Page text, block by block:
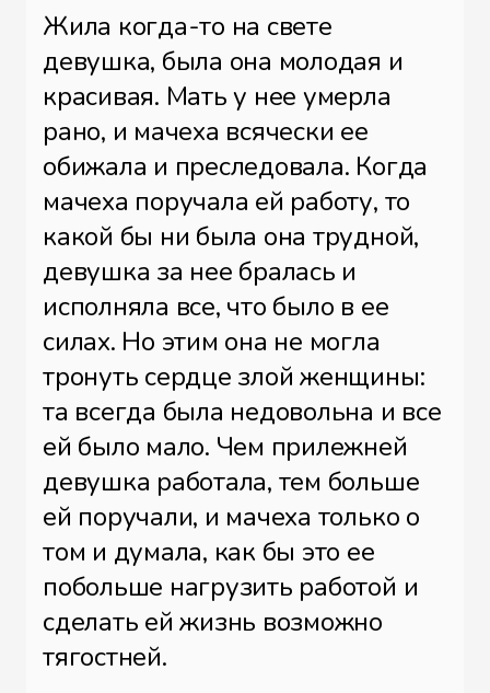
Жила когда-то на свете
девушка, была она молодая и
красивая. Мать у нее умерла
рано, и мачеха всячески ее
обижала и преследовала. Когда
мачеха поручала ей работу, то
какой бы ни была она трудной,
девушка за нее бралась и
исполняла все, что было в ее
силах. Но этим она не могла
тронуть сердце злой женщины:
та всегда была недовольна и все
ей было мало. Чем прилежней
девушка работала, тем больше
ей поручали, и мачеха только о
том и думала, как бы это ее
побольше нагрузить работой и
сделать ей жизнь возможно
тягостней.